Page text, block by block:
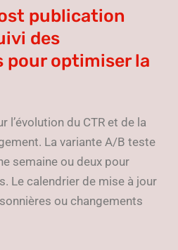
publication
des
pour optimiser la
l’évolution du CTR et de la
La variante A/B teste
semaine ou deux pour
Le calendrier de mise à jour
ou changements